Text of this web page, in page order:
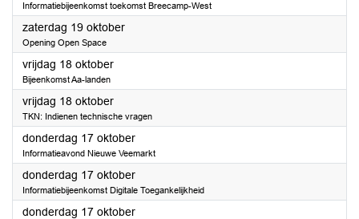
Informatiebijeenkomst toekomst Breecamp-West
zaterdag 19 oktober2024
Opening Open Space
vrijdag 18 oktober2024
Bijeenkomst Aa-landen
vrijdag 18 oktober2024
TKN: Indienen technische vragen
donderdag 17 oktober2024
Informatieavond Nieuwe Veemarkt
donderdag 17 oktober2024
Informatiebijeenkomst Digitale Toegankelijkheid
donderdag 17 oktober2024